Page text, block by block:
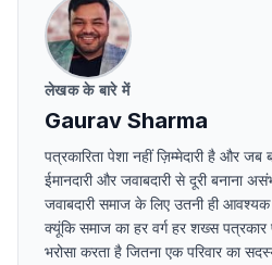
लेखक के बारे में
Gaurav Sharma
पत्रकारिता पेशा नहीं ज़िम्मेदारी है और जब
ईमानदारी और जवाबदारी से दूरी बनाना
जवाबदारी समाज के लिए उतनी ही आवश्यक
क्यूंकि समाज का हर वर्ग हर शख्स
भरोसा करता है जितना एक परिवार का